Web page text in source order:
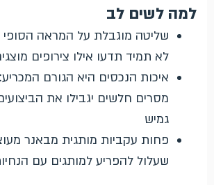
למה לשים לב
שליטה מוגבלת על המראה
לא תמיד תדעו אילו צירופים
איכות הנכסים היא הגורם
מסרים חלשים יגבילו את
גמיש
פחות עקביות מותגית מבאנר
שעלול להפריע למותגים עם